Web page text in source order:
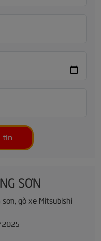
tin
SƠN
sơn, gò xe Mitsubishi